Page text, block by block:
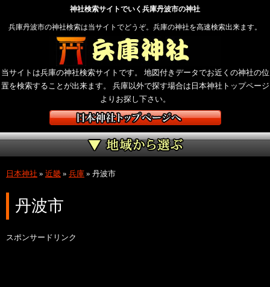
神社検索サイトでいく兵庫丹波市の神社
兵庫丹波市の神社検索は当サイトでどうぞ。兵庫の神社を高速検索出来ます。
当サイトは兵庫の神社検索サイトです。 地図付きデータでお近くの神社の位
置を検索することが出来ます。 兵庫以外で探す場合は日本神社トップページ
よりお探し下さい。
日本神社 » 近畿 » 兵庫 » 丹波市
丹波市
スポンサードリンク